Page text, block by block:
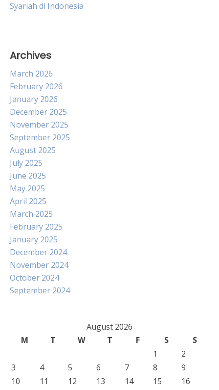
navigation
Syariah di Indonesia
Archives
March 2026
February 2026
January 2026
December 2025
November 2025
September 2025
August 2025
July 2025
June 2025
May 2025
April 2025
March 2025
February 2025
January 2025
December 2024
November 2024
October 2024
September 2024
August 2026
M
T W T F S
S
1
2
3
4 5 6 7 8
9
10
11 12 13 14 15
16